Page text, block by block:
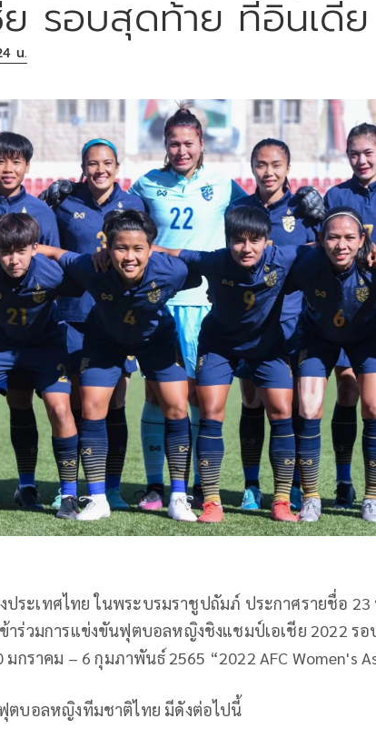
ย รอบสุดท้าย ที่อินเดีย
น.
ระเทศไทย ในพระบรมราชูปถัมภ์ ประกาศรายชื่อ 23
าร่วมการแข่งขันฟุตบอลหญิงชิงแชมป์เอเชีย 2022 รอ
มกราคม – 6กุมภาพันธ์2565 “2022 AFC Women's
ตบอลหญิงทีมชาติไทย มีดังต่อไปนี้